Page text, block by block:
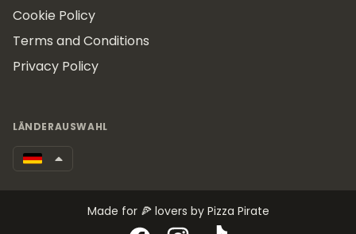
Cookie Policy
Terms and Conditions
Privacy Policy
LÄNDERAUSWAHL
Made for 🍕 lovers by Pizza Pirate